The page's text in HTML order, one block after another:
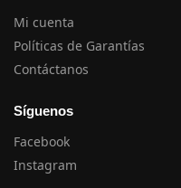
Mi cuenta
Políticas de Garantías
Contáctanos
Síguenos
Facebook
Instagram